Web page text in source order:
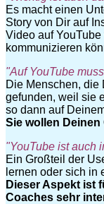
Es macht einen
Story von Dir auf
Video auf
kommunizieren
"Auf YouTube
Die Menschen, die
gefunden, weil sie
so dann auf
Sie wollen
"YouTube ist auch
Ein Großteil der
lernen oder sich in
Dieser Aspekt ist
Coaches sehr